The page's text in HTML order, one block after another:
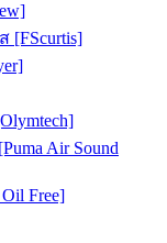
[FScurtis]
Air Sound
Free]